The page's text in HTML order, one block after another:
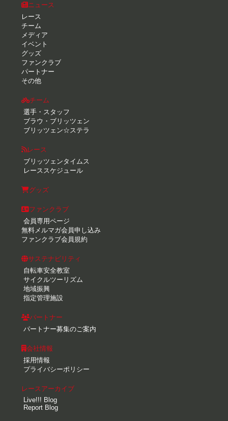
ニュース
レース
チーム
メディア
イベント
グッズ
ファンクラブ
パートナー
その他
チーム
選手・スタッフ
ブラウ・ブリッツェン
ブリッツェン☆ステラ
レース
ブリッツェンタイムス
レーススケジュール
グッズ
ファンクラブ
会員専用ページ
無料メルマガ会員申し込み
ファンクラブ会員規約
サステナビリティ
自転車安全教室
サイクルツーリズム
地域振興
指定管理施設
パートナー
パートナー募集のご案内
会社情報
採用情報
プライバシーポリシー
レースアーカイブ
Live!!! Blog
Report Blog